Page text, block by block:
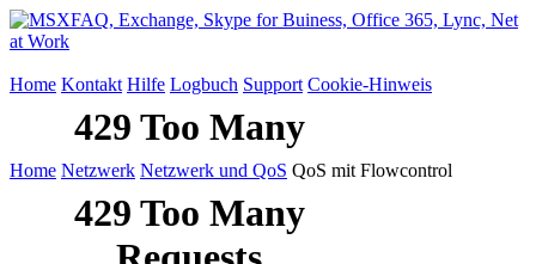
Home Kontakt Hilfe Logbuch Support Cookie-Hinweis
Home Netzwerk Netzwerk und QoS QoS mit Flowcontrol